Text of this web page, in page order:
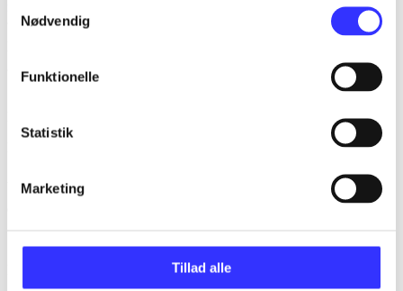
Nødvendig
Funktionelle
Statistik
Marketing
Tillad alle